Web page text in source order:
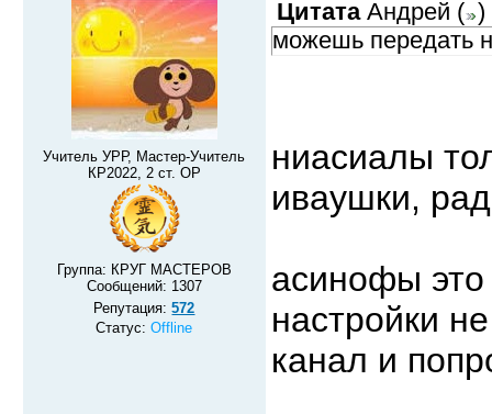
Учитель УРР, Мастер-Учитель
КР2022, 2 ст. ОР
Группа: КРУГ МАСТЕРОВ
Сообщений: 1307
Репутация:572
Статус:Offline
Цитата Андрей ( )
можешь передать
ниасиалы
иваушки,
асинофы это
настройки
канал и